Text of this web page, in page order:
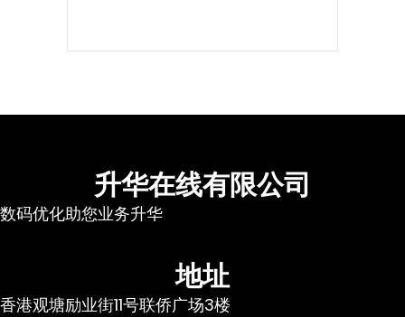
升华在线有限公司
数码优化助您业务升华
地址
香港观塘励业街11号联侨广场3楼